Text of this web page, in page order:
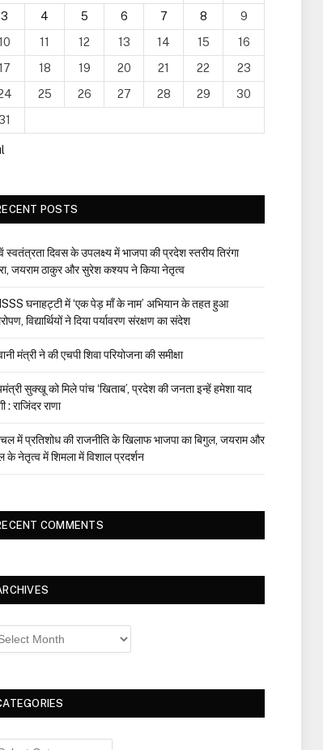
3
4 5 6 7 8
9
11 12 13 14 15
16
18 19 20 21 22
23
25 26 27 28 29
30
POSTS
स्वतंत्रता दिवस के उपलक्ष्य में भाजपा की प्रदेश स्तरीय तिरंगा
जयराम ठाकुर और सुरेश कश्यप ने किया नेतृत्व
घनाहट्टी में ‘एक पेड़ माँ के नाम’ अभियान के तहत हुआ
विद्यार्थियों ने दिया पर्यावरण संरक्षण का संदेश
मंत्री ने की एचपी शिवा परियोजना की समीक्षा
सुक्खू को मिले पांच ‘खिताब’, प्रदेश की जनता इन्हें हमेशा याद
: राजिंदर राणा
में प्रतिशोध की राजनीति के खिलाफ भाजपा का बिगुल, जयराम और
के नेतृत्व में शिमला में विशाल प्रदर्शन
COMMENTS